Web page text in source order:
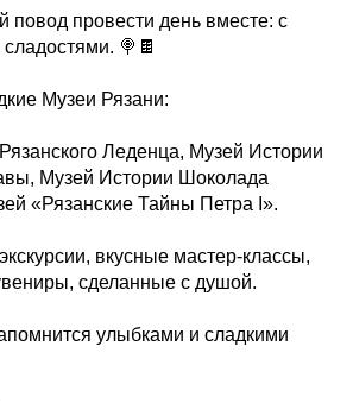
повод провести день вместе: с
🍭🍫
Музеи Рязани:
Леденца, Музей Истории
Музей Истории Шоколада
«Рязанские Тайны Петра I».
вкусные мастер-классы,
сделанные с душой.
улыбками и сладкими